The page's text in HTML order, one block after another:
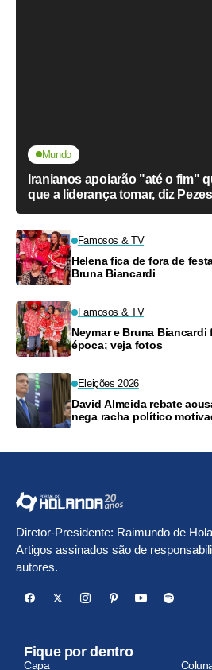
Mundo
Iranianos apoiarão "até o fim"
que a liderança tomar, diz
Famosos & TV
Helena fica de fora de
Bruna Biancardi
Famosos & TV
Neymar e Bruna Biancardi
época; veja fotos
Eleições 2026
David Almeida rebate
nega racha político
Diretor-Presidente: Raimundo de
Artigos assinados são de
autores.
Fique por dentro
Capa